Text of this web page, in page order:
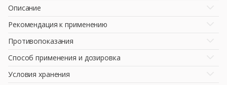
Описание
Рекомендация к применению
Противопоказания
Способ применения и дозировка
Условия хранения